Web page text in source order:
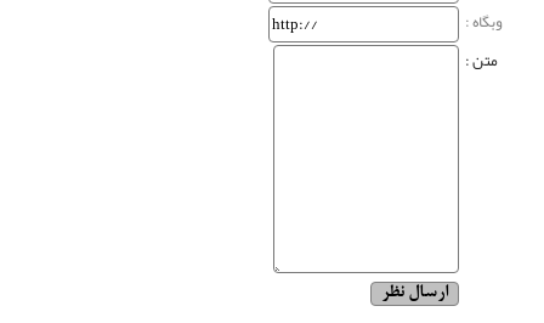
وبگاه‌ :
متن :